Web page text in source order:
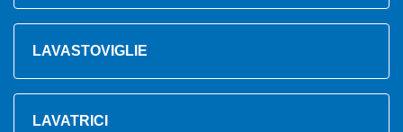
LAVASTOVIGLIE
LAVATRICI